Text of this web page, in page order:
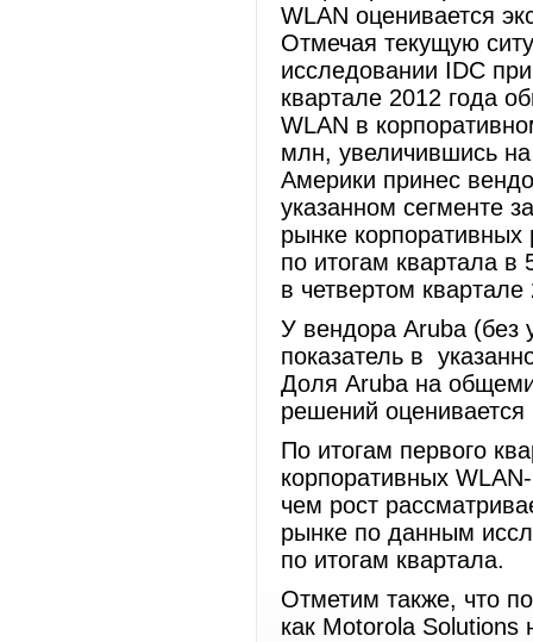
WLAN оценивается
Отмечая текущую
исследовании IDC
квартале 2012 года
WLAN в
млн, увеличившись
Америки принес
указанном сегменте
рынке корпоративных
по итогам квартала в
в четвертом
У вендора Aruba (без
показатель в
Доля Aruba на
решений оценивается
По итогам первого
корпоративных
чем рост
рынке по данным
по итогам квартала.
Отметим также, что
как Motorola